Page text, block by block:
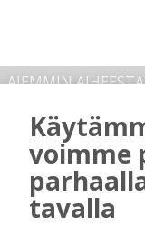
AIEMMIN AIHEESTA
uudet
rehtori
voimme
tavalla